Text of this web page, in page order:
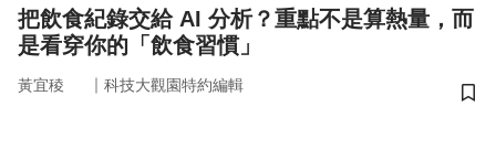
把飲食紀錄交給 AI 分析？重點不是算熱量，而
是看穿你的「飲食習慣」
黃宜稜 ｜ 科技大觀園特約編輯
儲